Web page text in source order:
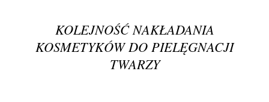
KOLEJNOŚĆ NAKŁADANIA
KOSMETYKÓW DO PIELĘGNACJI
TWARZY